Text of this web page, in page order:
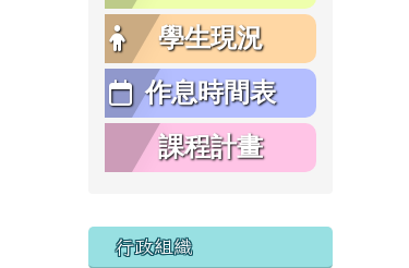
學生現況
作息時間表
課程計畫
行政組織